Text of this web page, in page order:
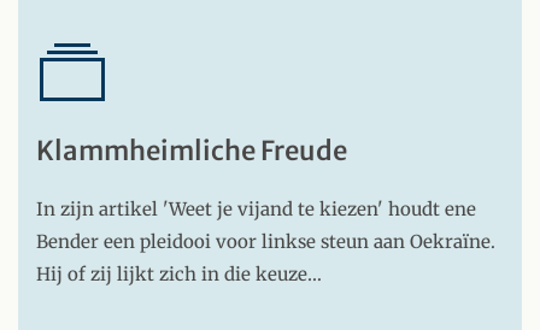
Klammheimliche Freude
In zijn artikel 'Weet je vijand te kiezen' houdt ene
Bender een pleidooi voor linkse steun aan Oekraïne.
Hij of zij lijkt zich in die keuze…